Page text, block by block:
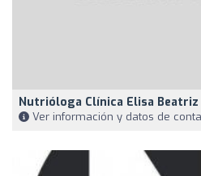
Nutrióloga Clínica Elisa Beatriz
Ver información y datos de